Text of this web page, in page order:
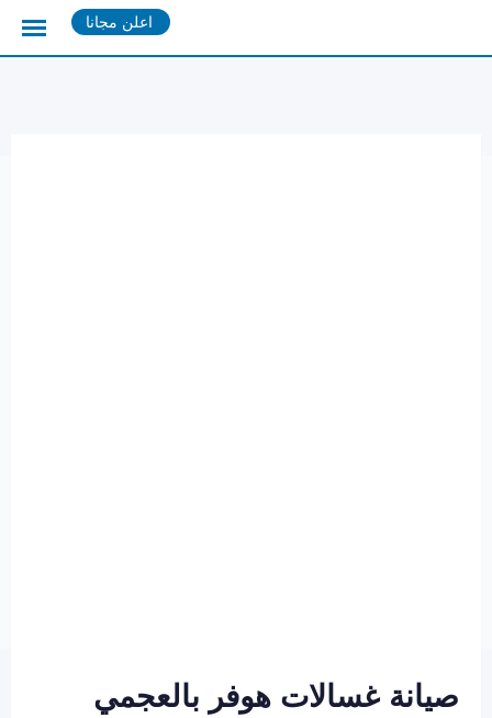
اعلن مجانا
صيانة غسالات هوفر بالعجمي